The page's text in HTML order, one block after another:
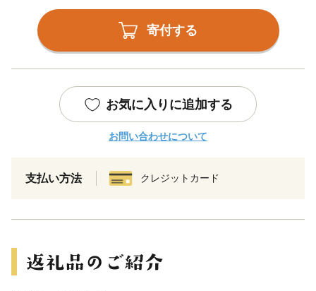
寄付する
お気に入りに追加する
お問い合わせについて
支払い方法 クレジットカード